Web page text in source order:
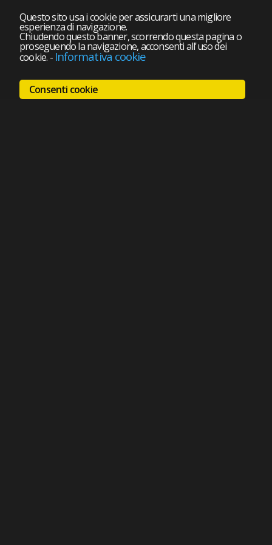
Questo sito usa i cookie per assicurarti una migliore
esperienza di navigazione.
Chiudendo questo banner, scorrendo questa pagina o
proseguendo la navigazione, acconsenti all'uso dei
cookie. - Informativa cookie
Consenti cookie